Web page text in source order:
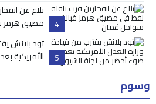
4
بلاغ عن
مضيق هرمز
5
تود بلانش
الأمريكية
وسوم